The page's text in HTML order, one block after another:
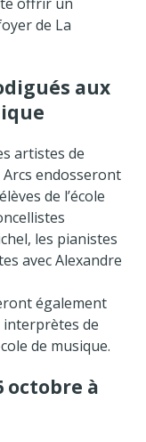
de La
aux
artistes de
Arcs endosseront
de l’école
les pianistes
avec Alexandre
également
interprètes de
de musique.
octobre à